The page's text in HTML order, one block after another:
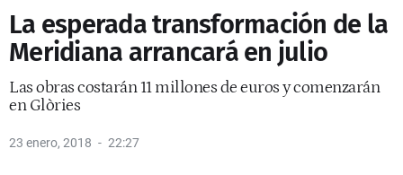
La esperada transformación de la
Meridiana arrancará en julio
Las obras costarán 11 millones de euros y comenzarán
en Glòries
23 enero, 2018 22:27